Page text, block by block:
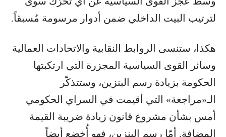
لترتيب البيت الداخلي ضمن أدوار مرسومة مُسبقاً.
هكذا، ستنسى الروابط النقابية والاتحادات العمالية
وسائر القوى السياسية المجزرة التي ارتكبتها
الحكومة بزيادة رسم البنزين، وستتذكّر
الـ«مراجعة» التي أقيمت في السراي الحكومي
أمس بشأن مشروع قانون زيادة ضريبة القيمة
المضافة. أمّا رسم البنزين، فهو أُخضع أيضاً